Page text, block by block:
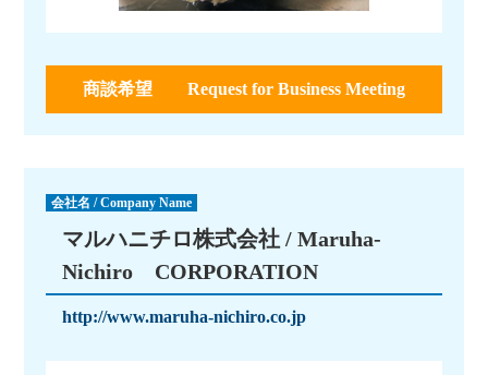
商談希望 Request for Business Meeting
会社名 / Company Name
マルハニチロ株式会社 / Maruha-
Nichiro CORPORATION
http://www.maruha-nichiro.co.jp